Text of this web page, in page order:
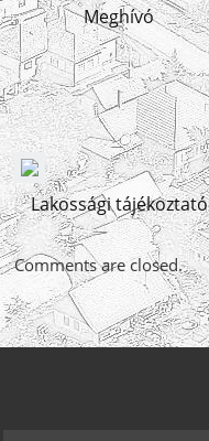
Meghívó
Lakossági tájékoztató
Comments are closed.